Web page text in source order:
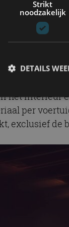
en
het interieur
per
exclusief de
Strikt
noodzakelijk
DETAILS
accountbeheer. De